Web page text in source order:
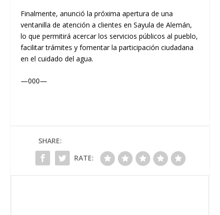
Finalmente, anunció la próxima apertura de una
ventanilla de atención a clientes en Sayula de Alemán,
lo que permitirá acercar los servicios públicos al pueblo,
facilitar trámites y fomentar la participación ciudadana
en el cuidado del agua.
—000—
SHARE:
RATE: